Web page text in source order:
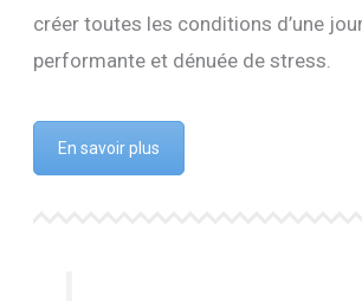
créer toutes les conditions d’une
performante et dénuée de stress.
En savoir plus